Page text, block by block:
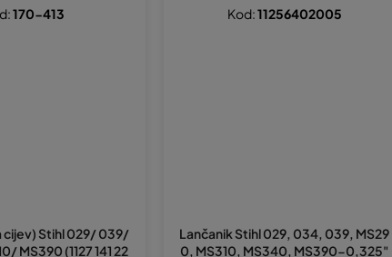
cijev) Stihl 029/ 039/
MS390 (1127 141 22
170-413
Lančanik Stihl 029, 034, 039, MS29
0, MS310, MS340, MS390-0,325"
Kod:11256402005